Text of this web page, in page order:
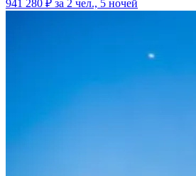
941 280 ₽ за 2 чел., 5 ночей